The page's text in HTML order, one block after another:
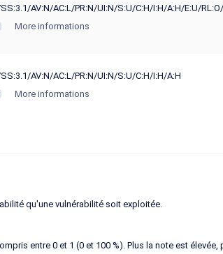
AV:N/AC:L/PR:N/UI:N/S:U/C:H/I:H/A:H/E:U/RL:O/
More informations
AV:N/AC:L/PR:N/UI:N/S:U/C:H/I:H/A:H
More informations
qu'une vulnérabilité soit exploitée.
entre 0 et 1 (0 et 100 %). Plus la note est